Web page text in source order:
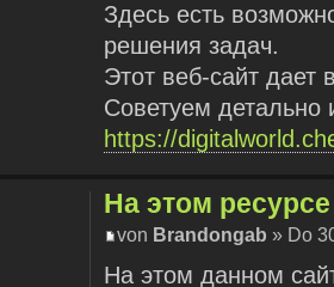
Здесь есть
решения задач.
Этот веб-сайт дает
Советуем детально
https://
На этом
von Brandongab » Do
На этом данном